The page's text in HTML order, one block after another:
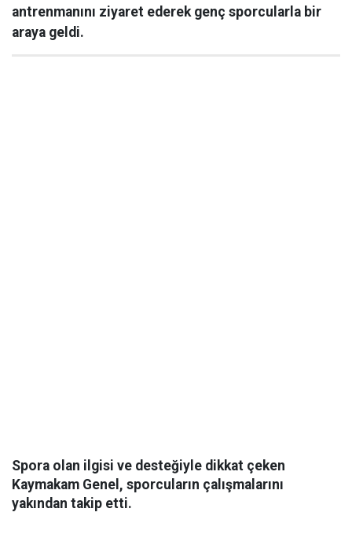
antrenmanını ziyaret ederek genç sporcularla bir
araya geldi.
Spora olan ilgisi ve desteğiyle dikkat çeken
Kaymakam Genel, sporcuların çalışmalarını
yakından takip etti.